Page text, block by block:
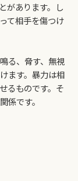
があります。し
て相手を傷つけ
る、脅す、無視
ます。暴力は相
るものです。そ
係です。